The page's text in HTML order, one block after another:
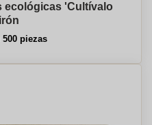
ecológicas 'Cultívalo
piezas